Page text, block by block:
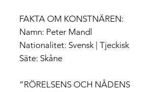
FAKTA OM KONSTNÄREN:
Namn: Peter Mandl
Nationalitet: Svensk | Tjeckisk
Säte: Skåne
”RÖRELSENS OCH NÅDENS